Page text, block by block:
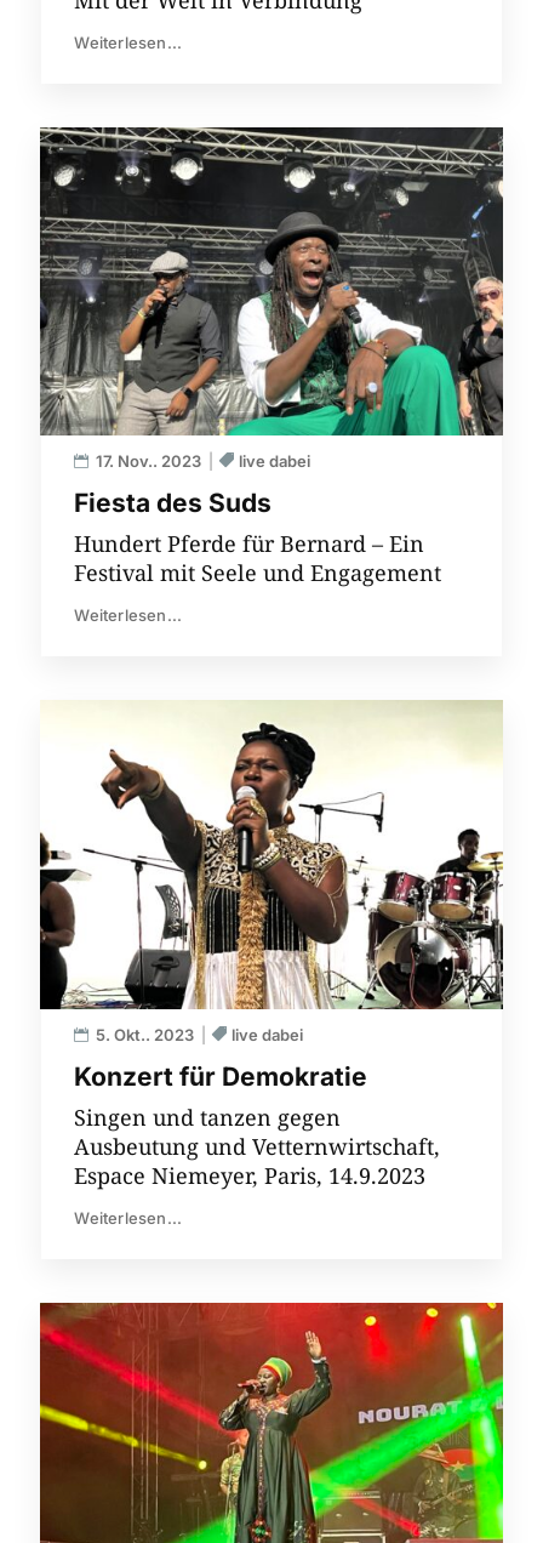
Weiterlesen...
Fiesta des Suds
17. Nov.. 2023 live dabei
Hundert Pferde für Bernard – Ein
Festival mit Seele und Engagement
Weiterlesen...
Konzert für Demokratie
5. Okt.. 2023 live dabei
Singen und tanzen gegen
Ausbeutung und Vetternwirtschaft,
Espace Niemeyer, Paris, 14.9.2023
Weiterlesen...